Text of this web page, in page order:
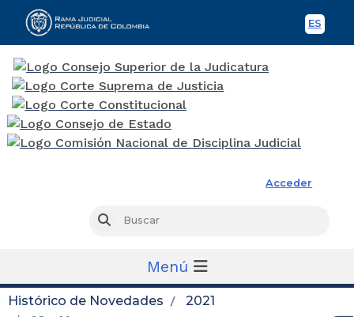
ES
Acceder
Buscar
Menú
Histórico de Novedades
2021